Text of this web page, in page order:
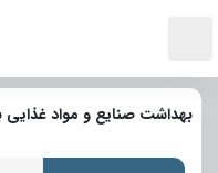
بهداشت صنایع و مواد